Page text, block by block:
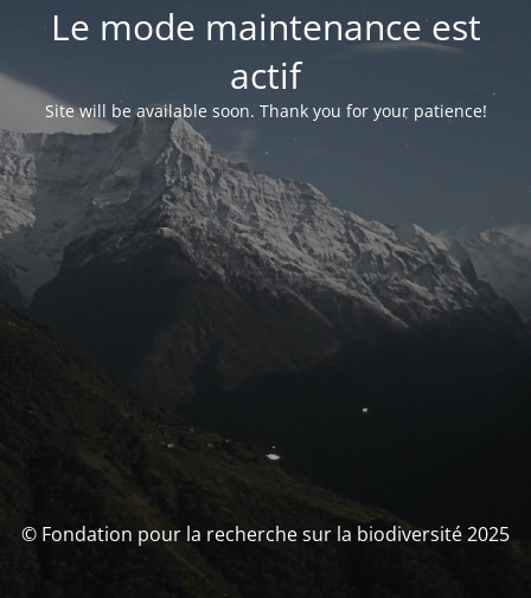
Le mode maintenance est
actif
Site will be available soon. Thank you for your patience!
© Fondation pour la recherche sur la biodiversité 2025